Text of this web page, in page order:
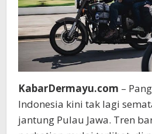
KabarDermayu.com –
Indonesia kini tak lagi
jantung Pulau Jawa. Tren